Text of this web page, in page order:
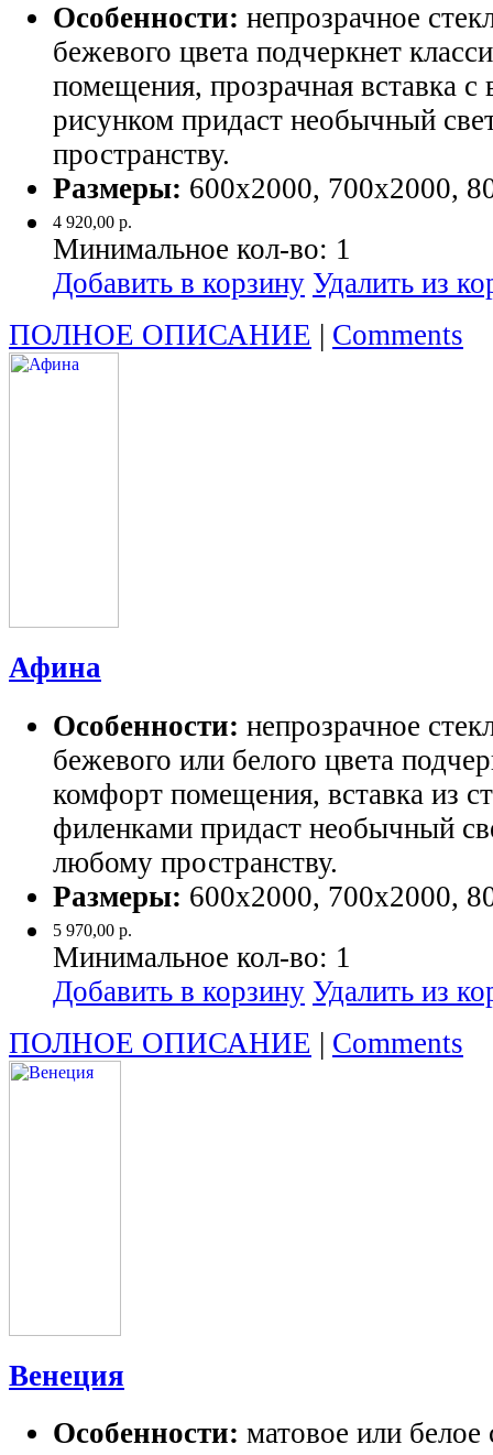
Особенности: непрозрачное
бежевого цвета подчеркнет
помещения, прозрачная вставка
рисунком придаст необычный
пространству.
Размеры: 600х2000, 700х2000,
4 920,00 р.
Минимальное кол-во: 1
Добавить в корзину Удалить из
ПОЛНОЕ ОПИСАНИЕ | Comments
Афина
Особенности: непрозрачное
бежевого или белого цвета
комфорт помещения, вставка из
филенками придаст необычный
любому пространству.
Размеры: 600х2000, 700х2000,
5 970,00 р.
Минимальное кол-во: 1
Добавить в корзину Удалить из
ПОЛНОЕ ОПИСАНИЕ | Comments
Венеция
Особенности: матовое или белое